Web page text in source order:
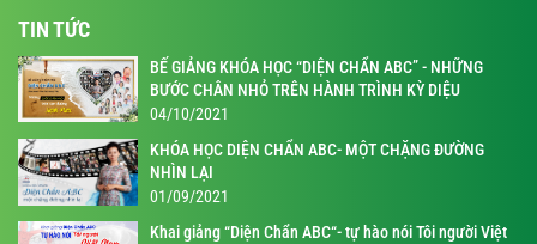
TIN TỨC
BẾ GIẢNG KHÓA HỌC “DIỆN CHẨN ABC” - NHỮNG
BƯỚC CHÂN NHỎ TRÊN HÀNH TRÌNH KỲ DIỆU
04/10/2021
KHÓA HỌC DIỆN CHẨN ABC- MỘT CHẶNG ĐƯỜNG
NHÌN LẠI
01/09/2021
Khai giảng “Diện Chẩn ABC“- tự hào nói Tôi người Việt